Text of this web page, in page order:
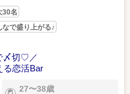
30名
なで盛り上がる♪
〆切♡／
る恋活Bar
27〜38歳